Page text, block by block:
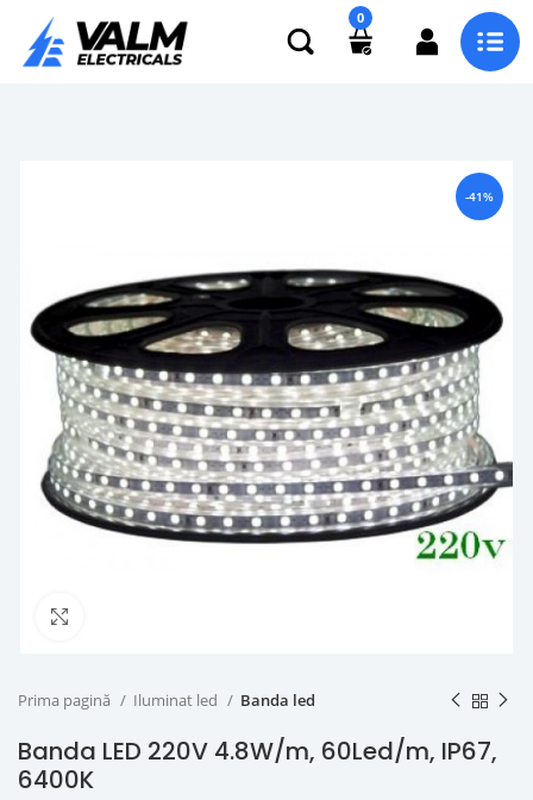
0
-41%
Prima pagină Iluminat led Banda led
Banda LED 220V 4.8W/m, 60Led/m, IP67,
6400K